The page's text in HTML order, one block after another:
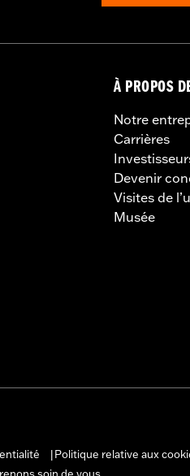
À PROPOS
Notre
Carrières
Devenir
Visites de
Musée
Politique relative aux
soin de vous